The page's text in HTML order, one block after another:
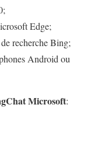
Edge;
recherche Bing;
Android ou
Microsoft: